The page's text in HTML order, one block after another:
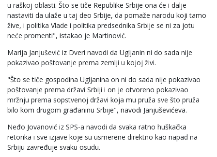
u raškoj oblasti. Što se tiče Republike Srbije ona će i dalje
nastaviti da ulaže u taj deo Srbije, da pomaže narodu koji tamo
žive, i politika Vlade i politika predsednika Srbije se ni za jotu
neće promenti", istakao je Martinović.
Marija Janjušević iz Dveri navodi da Ugljanin ni do sada nije
pokazivao poštovanje prema zemlji u kojoj živi.
"Što se tiče gospodina Ugljanina on ni do sada nije pokazivao
poštovanje prema državi Srbiji i on je otvoreno pokazivao
mržnju prema sopstvenoj državi koja mu pruža sve što pruža
bilo kom drugom građaninu Srbije", navodi Janjuševićeva.
Neđo Jovanović iz SPS-a navodi da svaka ratno huškačka
retorika i sve izjave koje su usmerene direktno kao napad na
Srbiju zavređuje svaku osudu.